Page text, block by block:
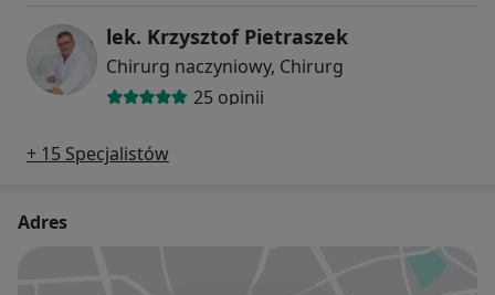
lek. Krzysztof Pietraszek
Chirurg naczyniowy, Chirurg
25 opinii
+ 15 Specjalistów
Adres